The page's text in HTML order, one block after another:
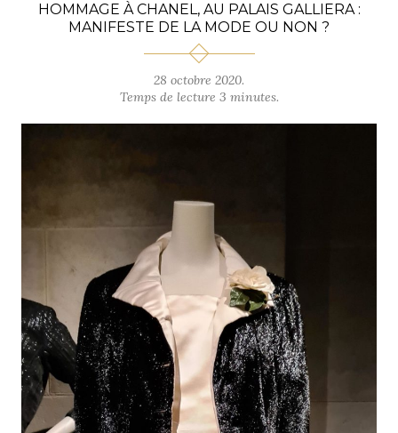
HOMMAGE À CHANEL, AU PALAIS GALLIERA :
MANIFESTE DE LA MODE OU NON ?
28 octobre 2020.
Temps de lecture 3 minutes.